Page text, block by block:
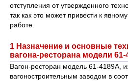
отступления от утвержденного
так как это может привести к
работе.
1 Назначение и основные
вагона-ресторана модели 61-
Вагон-ресторан модель 61-4189А,
вагоностроительным заводом в